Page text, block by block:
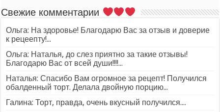
Свежие комментарии
Ольга: На здоровье! Благодарю Вас за отзыв и доверие
к рецеепту!...
Ольга: Наталья, до слез приятно за такие отзывы!
Благодарю Вас от всей души!!!!...
Наталья: Спасибо Вам огромное за рецепт! Получился
обалденный торт. Делала двойную порцию...
Галина: Торт, правда, очень вкусный получился....